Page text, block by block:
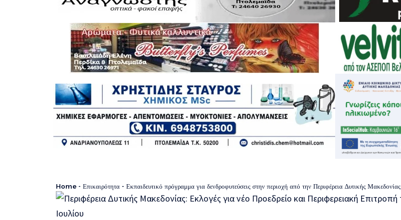
Home - Επικαιρότητα - Εκπαιδευτικό πρόγραμμα για δενδροφυτεύσεις στην περιοχή από την Περιφέρεια Δυτικής Μακεδονίας